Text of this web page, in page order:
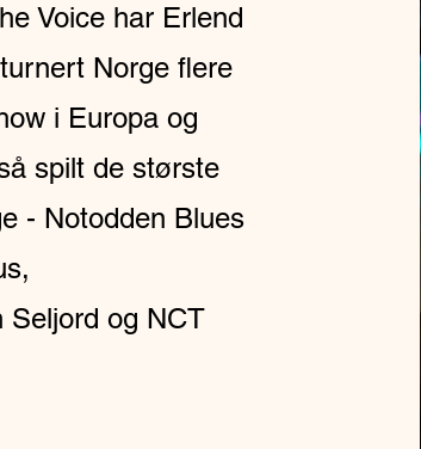
Voice har Erlend
Norge flere
i Europa og
spilt de største
- Notodden Blues
Seljord og NCT